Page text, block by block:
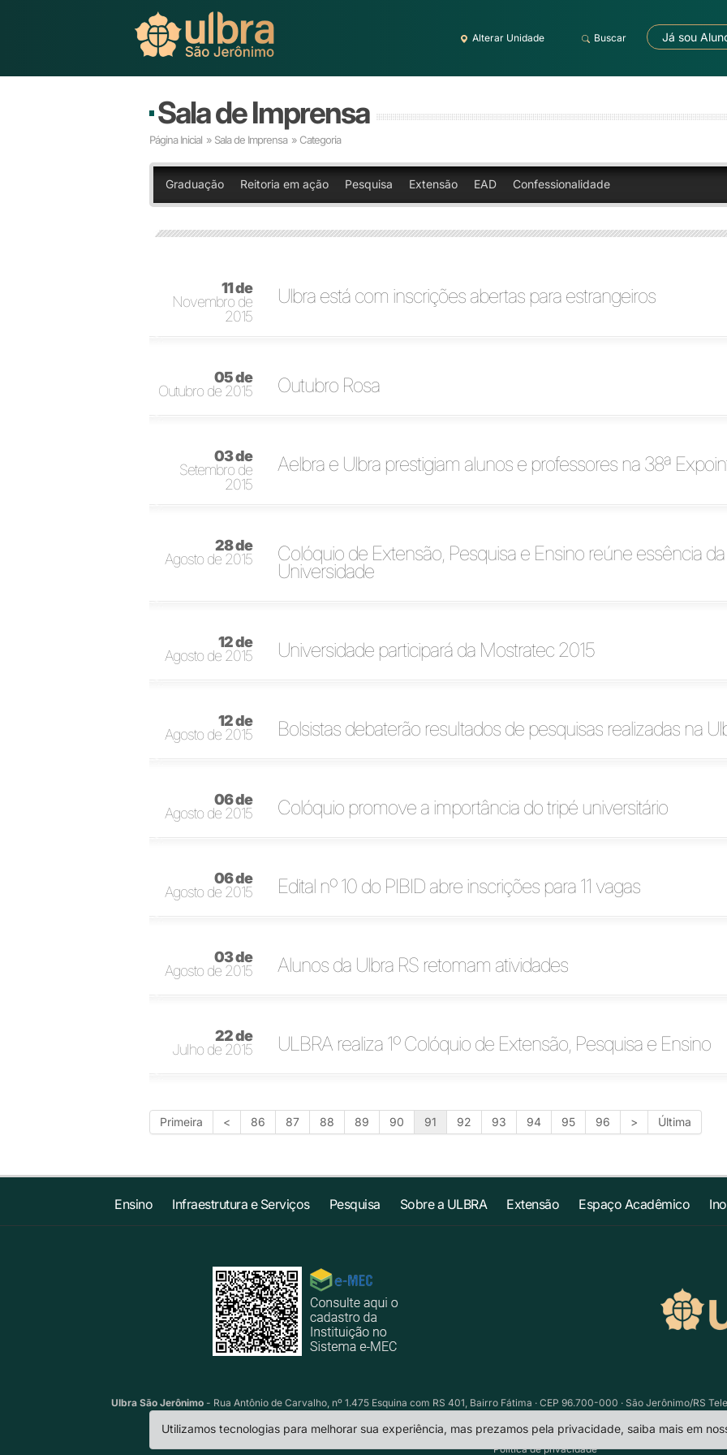
Alterar Unidade Buscar Já sou
Sala de Imprensa
Página Inicial » Sala de Imprensa » Categoria
Graduação Reitoria em ação Pesquisa Extensão EAD Confessionalidade
11 de
Novembro de
2015
Ulbra está com inscrições abertas para estrangeiros
05 de
Outubro de 2015
Outubro Rosa
03 de
Setembro de
2015
Aelbra e Ulbra prestigiam alunos e professores na 38ª
28 de
Agosto de 2015
Colóquio de Extensão, Pesquisa e Ensino reúne essência da
Universidade
12 de
Agosto de 2015
Universidade participará da Mostratec 2015
12 de
Agosto de 2015
Bolsistas debaterão resultados de pesquisas realizadas na
06 de
Agosto de 2015
Colóquio promove a importância do tripé universitário
06 de
Agosto de 2015
Edital nº 10 do PIBID abre inscrições para 11 vagas
03 de
Agosto de 2015
Alunos da Ulbra RS retomam atividades
22 de
Julho de 2015
ULBRA realiza 1º Colóquio de Extensão, Pesquisa e Ensino
Primeira < 86 87 88 89 90 91 92 93 94 95 96 > Última
Ensino Infraestrutura e Serviços Pesquisa Sobre a ULBRA Extensão Espaço Acadêmico
Ulbra São Jerônimo- Rua Antônio de Carvalho, nº 1.475 Esquina com RS 401, Bairro Fátima · CEP 96.700-000 · São Jerônimo/RS
Política de privacidade
Utilizamos tecnologias para melhorar sua experiência, mas prezamos pela privacidade, saiba mais em